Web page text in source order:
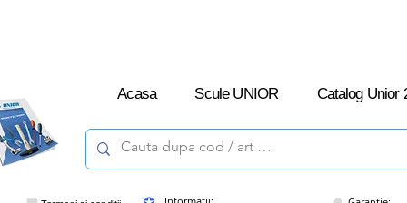
Acasa Scule UNIOR Catalog Unior